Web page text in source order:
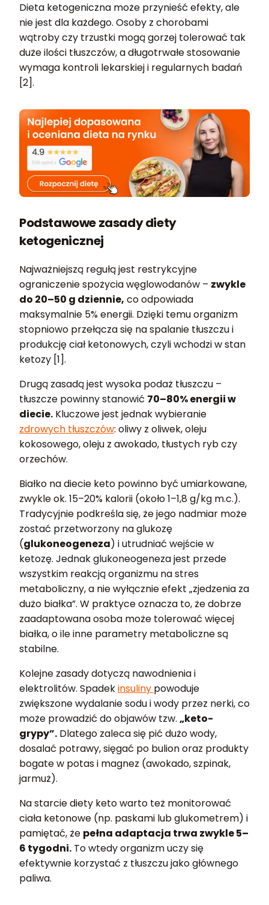
Dieta ketogeniczna może przynieść efekty, ale
nie jest dla każdego. Osoby z chorobami
wątroby czy trzustki mogą gorzej tolerować tak
duże ilości tłuszczów, a długotrwałe stosowanie
wymaga kontroli lekarskiej i regularnych badań
[2].
Podstawowe zasady diety
ketogenicznej
Najważniejszą regułą jest restrykcyjne
ograniczenie spożycia węglowodanów – zwykle
do 20–50 g dziennie, co odpowiada
maksymalnie 5% energii. Dzięki temu organizm
stopniowo przełącza się na spalanie tłuszczu i
produkcję ciał ketonowych, czyli wchodzi w stan
ketozy [1].
Drugą zasadą jest wysoka podaż tłuszczu –
tłuszcze powinny stanowić 70–80% energii w
diecie. Kluczowe jest jednak wybieranie
zdrowych tłuszczów: oliwy z oliwek, oleju
kokosowego, oleju z awokado, tłustych ryb czy
orzechów.
Białko na diecie keto powinno być umiarkowane,
zwykle ok. 15–20% kalorii (około 1–1,8 g/kg m.c.).
Tradycyjnie podkreśla się, że jego nadmiar może
zostać przetworzony na glukozę
(glukoneogeneza) i utrudniać wejście w
ketozę. Jednak glukoneogeneza jest przede
wszystkim reakcją organizmu na stres
metaboliczny, a nie wyłącznie efekt „zjedzenia za
dużo białka”. W praktyce oznacza to, że dobrze
zaadaptowana osoba może tolerować więcej
białka, o ile inne parametry metaboliczne są
stabilne.
Kolejne zasady dotyczą nawodnienia i
elektrolitów. Spadekinsuliny powoduje
zwiększone wydalanie sodu i wody przez nerki, co
może prowadzić do objawów tzw. „keto-
grypy”. Dlatego zaleca się pić dużo wody,
dosalać potrawy, sięgać po bulion oraz produkty
bogate w potas i magnez (awokado, szpinak,
jarmuż).
Na starcie diety keto warto też monitorować
ciała ketonowe (np. paskami lub glukometrem) i
pamiętać, że pełna adaptacja trwa zwykle 5–
6 tygodni. To wtedy organizm uczy się
efektywnie korzystać z tłuszczu jako głównego
paliwa.